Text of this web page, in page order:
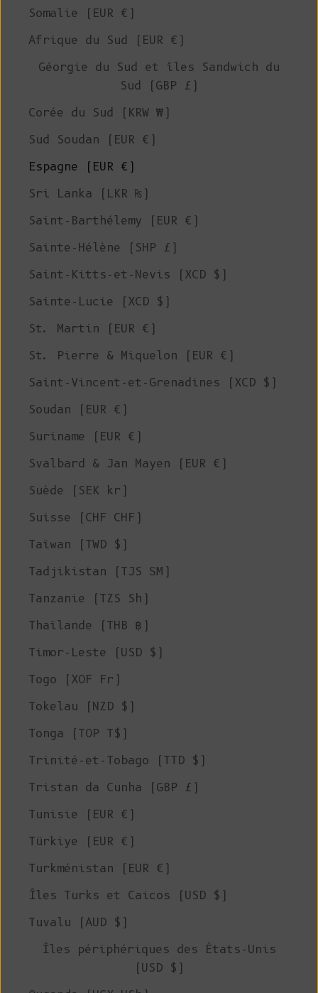
Somalie (EUR €)
Afrique du Sud (EUR €)
Géorgie du Sud et îles Sandwich du
Sud (GBP £)
Corée du Sud (KRW ₩)
Sud Soudan (EUR €)
Espagne (EUR €)
Sri Lanka (LKR ₨)
Saint-Barthélemy (EUR €)
Sainte-Hélène (SHP £)
Saint-Kitts-et-Nevis (XCD $)
Sainte-Lucie (XCD $)
St. Martin (EUR €)
St. Pierre & Miquelon (EUR €)
Saint-Vincent-et-Grenadines (XCD $)
Soudan (EUR €)
Suriname (EUR €)
Svalbard & Jan Mayen (EUR €)
Suède (SEK kr)
Suisse (CHF CHF)
Taïwan (TWD $)
Tadjikistan (TJS ЅМ)
Tanzanie (TZS Sh)
Thaïlande (THB ฿)
Timor-Leste (USD $)
Togo (XOF Fr)
Tokelau (NZD $)
Tonga (TOP T$)
Trinité-et-Tobago (TTD $)
Tristan da Cunha (GBP £)
Tunisie (EUR €)
Türkiye (EUR €)
Turkménistan (EUR €)
Îles Turks et Caicos (USD $)
Tuvalu (AUD $)
Îles périphériques des États-Unis
(USD $)